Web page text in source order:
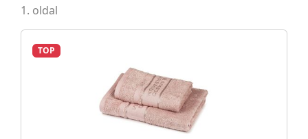
1. oldal
TOP